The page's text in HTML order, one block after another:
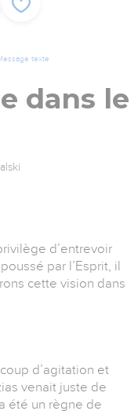
texte
dans le
d’entrevoir
par l’Esprit, il
cette vision dans
d’agitation et
venait juste de
été un règne de